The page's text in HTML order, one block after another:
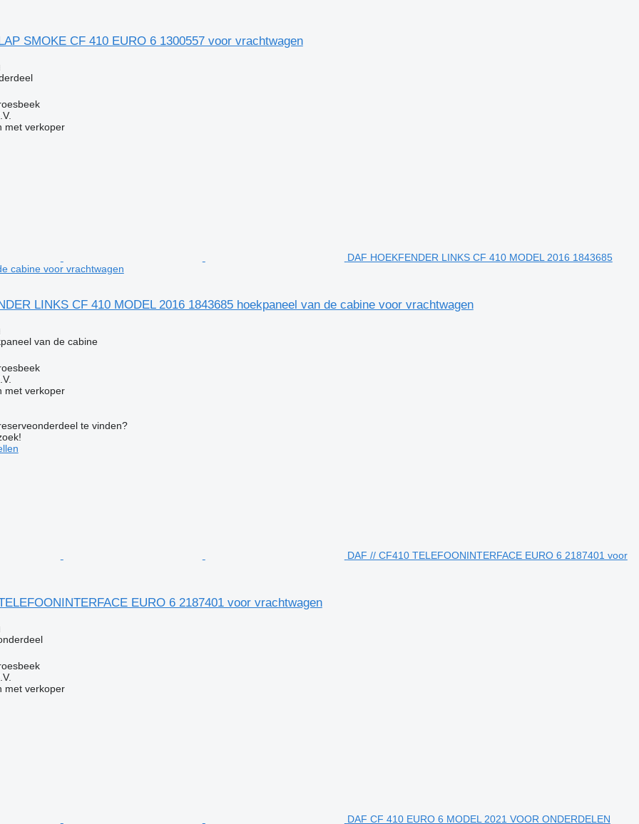
SMOKE CF 410 EURO 6 1300557 voor vrachtwagen
met verkoper
DAF HOEKFENDER LINKS CF 410 MODEL 2016 1843685
cabine voor vrachtwagen
LINKS CF 410 MODEL 2016 1843685 hoekpaneel van de cabine voor vrachtwagen
van de cabine
met verkoper
te vinden?
DAF // CF410 TELEFOONINTERFACE EURO 6 2187401 voor
EURO 6 2187401 voor vrachtwagen
met verkoper
DAF CF 410 EURO 6 MODEL 2021 VOOR ONDERDELEN